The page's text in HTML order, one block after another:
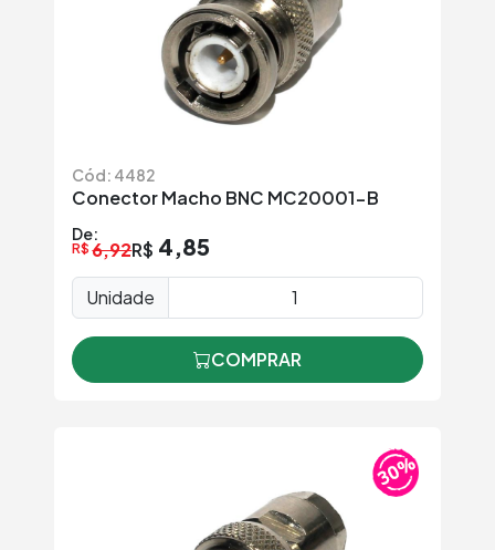
Cód: 4482
Conector Macho BNC MC20001-B
De:
R$ 6,92R$ 4,85
Unidade
COMPRAR